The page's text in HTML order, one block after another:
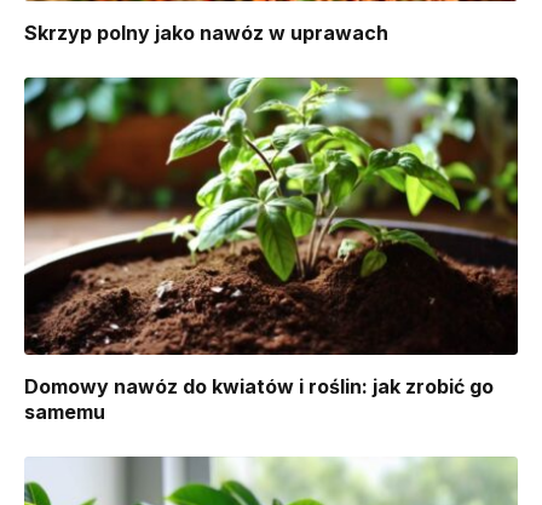
Skrzyp polny jako nawóz w uprawach
Domowy nawóz do kwiatów i roślin: jak zrobić go
samemu